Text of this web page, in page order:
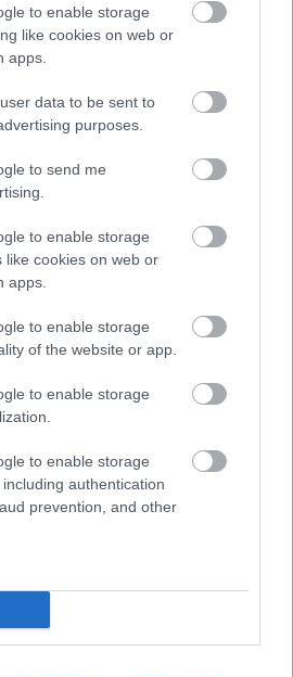
to enable storage
like cookies on web or
apps.
data to be sent to
purposes.
to send me
to enable storage
like cookies on web or
apps.
to enable storage
of the website or app.
to enable storage
to enable storage
authentication
prevention, and other
- KOLIN-klippremier
24.
, amelyről itt is van az első
videó is, amely most a
A zenekar a ...
léphet fel a Kolin